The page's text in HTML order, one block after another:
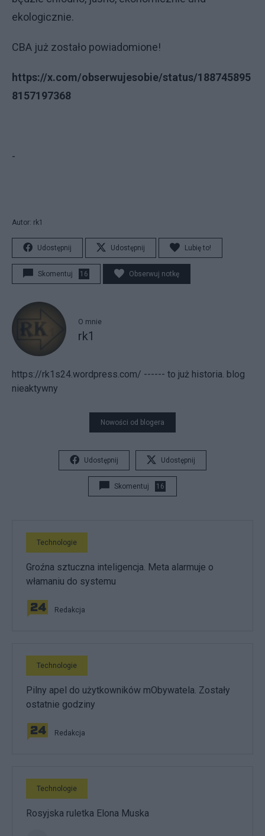
ekologicznie.
CBA już zostało powiadomione!
https://x.com/obserwujesobie/status/188745895
8157197368
-
Autor: rk1
Udostępnij Udostępnij Lubię to!
Skomentuj 16 Obserwuj notkę
O mnie
rk1
https://rk1s24.wordpress.com/ ------ to już historia. blog
nieaktywny
Nowości od blogera
Udostępnij Udostępnij
Skomentuj 16
Technologie
Groźna sztuczna inteligencja. Meta alarmuje o
włamaniu do systemu
Redakcja
Technologie
Pilny apel do użytkowników mObywatela. Zostały
ostatnie godziny
Redakcja
Technologie
Rosyjska ruletka Elona Muska